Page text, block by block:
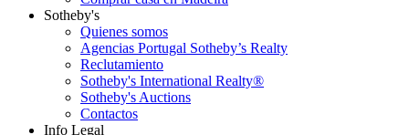
Sotheby's
Quienes somos
Agencias Portugal Sotheby’s Realty
Reclutamiento
Sotheby's International Realty®
Sotheby's Auctions
Contactos
Info Legal